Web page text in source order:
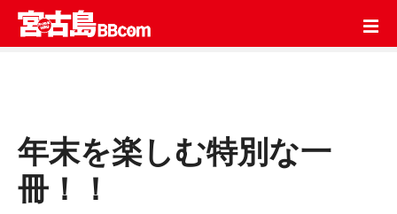
テ
年末を楽しむ特別な一
冊！！